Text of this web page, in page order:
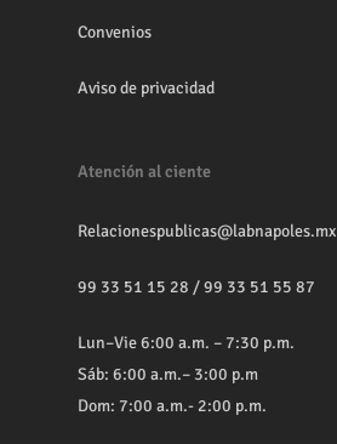
Convenios
Aviso de privacidad
Atención al ciente
Relacionespublicas@labnapoles.mx
99 33 51 15 28 /99 33 51 55 87
Lun–Vie 6:00 a.m. – 7:30 p.m.
Sáb: 6:00 a.m.– 3:00 p.m
Dom: 7:00 a.m.- 2:00 p.m.